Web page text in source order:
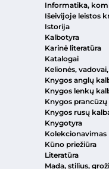
Informatika,
Išeivijoje leistos
Istorija
Kalbotyra
Karinė literatūra
Katalogai
Kelionės,
Knygos anglų
Knygos lenkų
Knygos prancūzų
Knygos rusų
Knygotyra
Kolekcionavimas
Kūno priežiūra
Literatūra
Mada, stilius,